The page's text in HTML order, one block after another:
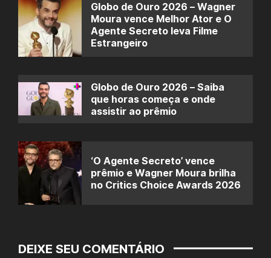
Globo de Ouro 2026 – Wagner
Moura vence Melhor Ator e O
Agente Secreto leva Filme
Estrangeiro
Globo de Ouro 2026 – Saiba
que horas começa e onde
assistir ao prêmio
‘O Agente Secreto’ vence
prêmio e Wagner Moura brilha
no Critics Choice Awards 2026
DEIXE SEU COMENTÁRIO